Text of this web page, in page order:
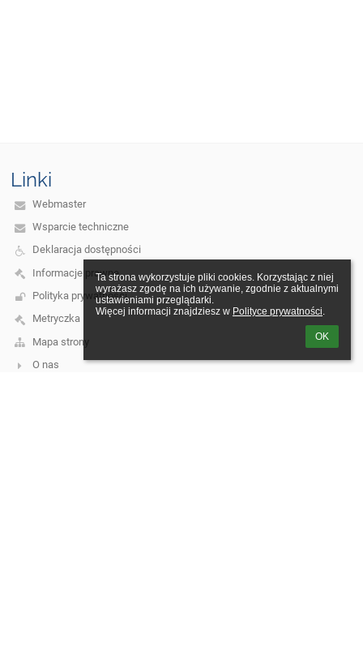
Ta strona wykorzystuje pliki cookies. Korzystając z niej
wyrażasz zgodę na ich używanie, zgodnie z aktualnymi
ustawieniami przeglądarki.
Więcej informacji znajdziesz w Polityce prywatności.
OK
Linki
Webmaster
Wsparcie techniczne
Deklaracja dostępności
Informacje prawne
Polityka prywatności
Metryczka
Mapa strony
O nas